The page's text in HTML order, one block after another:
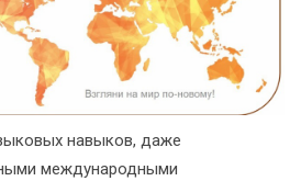
навыков, даже
международными